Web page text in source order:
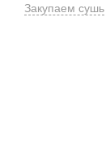
Закупаем сушь